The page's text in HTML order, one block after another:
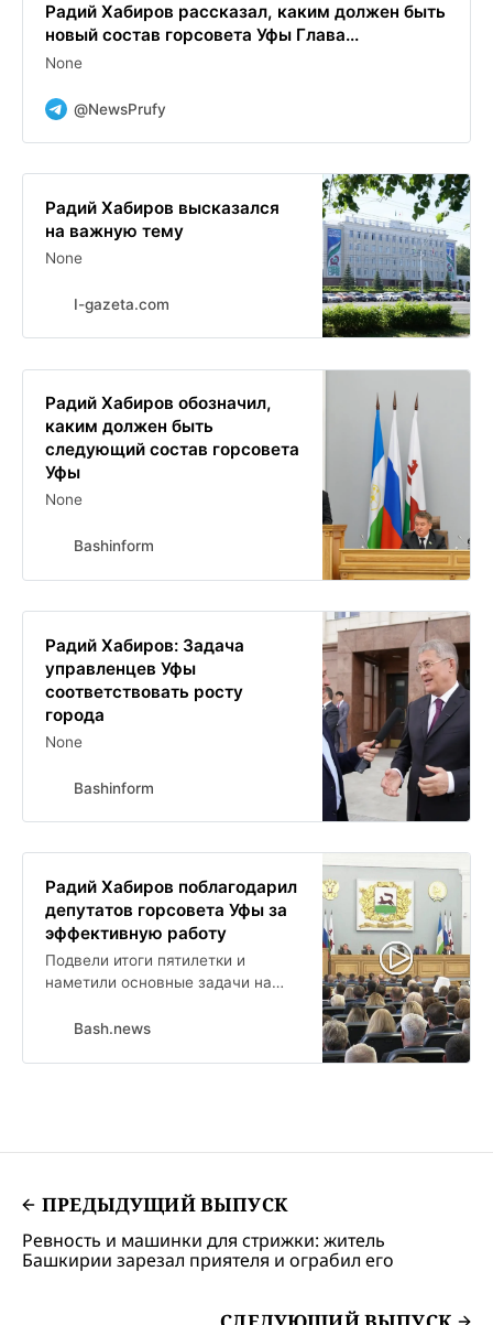
Радий Хабиров рассказал, каким должен быть
новый состав горсовета Уфы Глава...
None
@NewsPrufy
Радий Хабиров высказался
на важную тему
None
I-gazeta.com
Радий Хабиров обозначил,
каким должен быть
следующий состав горсовета
Уфы
None
Bashinform
Радий Хабиров: Задача
управленцев Уфы
соответствовать росту
города
None
Bashinform
Радий Хабиров поблагодарил
депутатов горсовета Уфы за
эффективную работу
Подвели итоги пятилетки и
наметили основные задачи на
Сегодня в администрации Уфы
Bash.news
ПРЕДЫДУЩИЙ ВЫПУСК
Ревность и машинки для стрижки: житель
Башкирии зарезал приятеля и ограбил его